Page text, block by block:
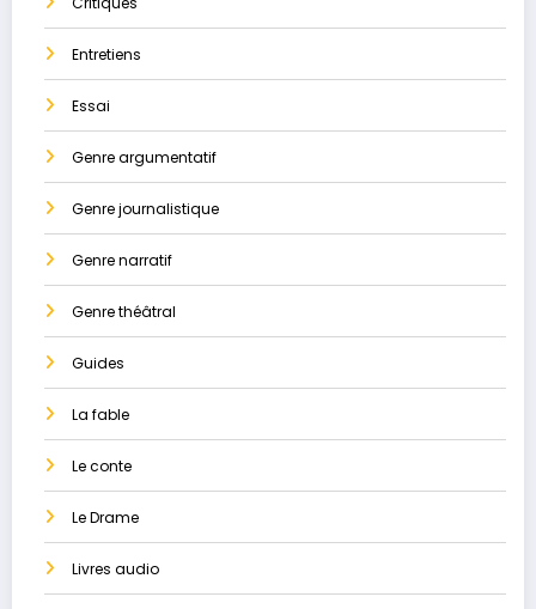
Entretiens
Essai
Genre argumentatif
Genre journalistique
Genre narratif
Genre théâtral
Guides
La ​fable
Le conte
Le Drame
Livres audio